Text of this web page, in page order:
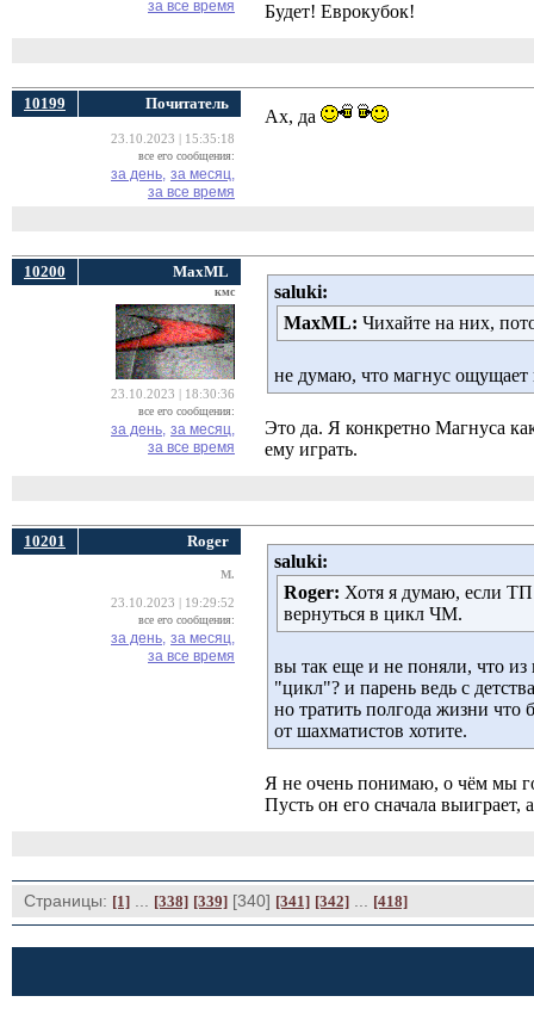
за все время Будет! Еврокубок!
10199 Почитатель
23.10.2023 | 15:35:18
все его сообщения:
за день, за месяц,
за все время
Ах, да
10200 MaxML
кмс
23.10.2023 | 18:30:36
все его сообщения:
за день, за месяц,
за все время
saluki:
MaxML: Чихайте на них,
не думаю, что магнус ощущает
Это да. Я конкретно Магнуса
ему играть.
10201 Roger
M.
23.10.2023 | 19:29:52
все его сообщения:
за день, за месяц,
за все время
saluki:
Roger: Хотя я думаю, если ТП
вернуться в цикл ЧМ.
вы так еще и не поняли, что из
"цикл"? и парень ведь с
но тратить полгода жизни что
от шахматистов хотите.
Я не очень понимаю, о чём мы
Пусть он его сначала выиграет,
Страницы: [1] [338] [339] [340] [341] [342] [418]